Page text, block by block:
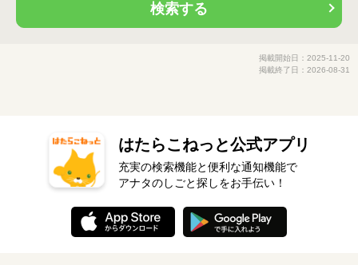
検索する
掲載開始日：2025-11-20
掲載終了日：2026-08-31
はたらこねっと公式アプリ
充実の検索機能と便利な通知機能で
アナタのしごと探しをお手伝い！